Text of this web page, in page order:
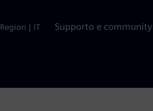
Region | IT Supporto e community